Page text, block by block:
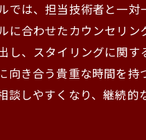
は、担当技術者と一
合わせたカウンセリン
、スタイリングに関
き合う貴重な時間を
しやすくなり、継続